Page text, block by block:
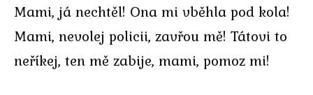
Mami, já nechtěl! Ona mi vběhla pod kola!
Mami, nevolej policii, zavřou mě! Tátovi to
neříkej, ten mě zabije, mami, pomoz mi!